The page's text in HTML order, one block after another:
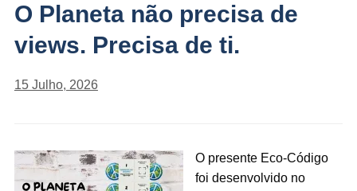
O Planeta não precisa de
views. Precisa de ti.
15 Julho, 2026
O presente Eco-Código
foi desenvolvido no